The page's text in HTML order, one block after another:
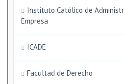
Instituto Católico de
Empresa
ICADE
Facultad de Derecho